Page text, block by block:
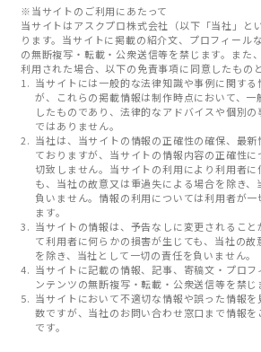
※当サイトのご利用にあたって
当サイトはアスクプロ株式会社（以下「当社」と
ります。当サイトに掲載の紹介文、プロフィール
の無断複写・転載・公衆送信等を禁じます。また
利用された場合、以下の免責事項に同意したもの
当サイトには一般的な法律知識や事例に関す
が、これらの掲載情報は制作時点において、一
したものであり、法律的なアドバイスや個別
ではありません。
当社は、当サイトの情報の正確性の確保、最
ておりますが、当サイトの情報内容の正確性
切致しません。当サイトの利用により利用者に
も、当社の故意又は重過失による場合を除き、
負いません。情報の利用については利用者が
ます。
当サイトの情報は、予告なしに変更されること
て利用者に何らかの損害が生じても、当社の
を除き、当社として一切の責任を負いません。
当サイトに記載の情報、記事、寄稿文・プロフ
ンテンツの無断複写・転載・公衆送信等を禁じ
当サイトにおいて不適切な情報や誤った情報
数ですが、当社のお問い合わせ窓口まで情報
です。